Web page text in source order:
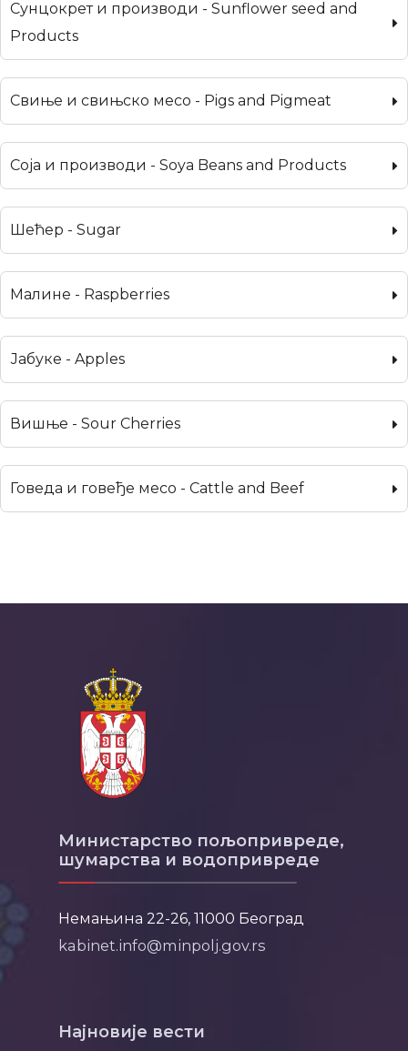
Сунцокрет и производи - Sunflower seed and
Products
Свиње и свињско месо - Pigs and Pigmeat
Соја и производи - Soya Beans and Products
Шећер - Sugar
Малине - Raspberries
Јабуке - Apples
Вишње - Sour Cherries
Говеда и говеђе месо - Cattle and Beef
Министарство пољопривреде,
шумарства и водопривреде
Немањина 22-26, 11000 Београд
kabinet.info@minpolj.gov.rs
Најновије вести